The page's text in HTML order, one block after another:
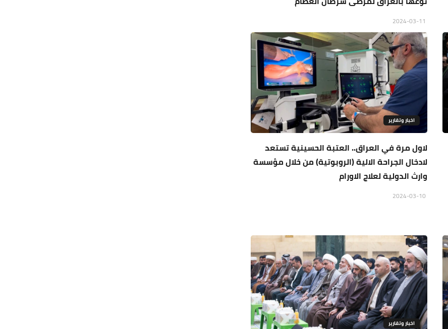
اخبار وتقارير
لاول مرة في العراق.. العتبة الحسينية تستعد
لادخال الجراحة الالية (الروبوتية) من خلال مؤسسة
وارث الدولية لعلاج الاورام
اخبار وتقارير